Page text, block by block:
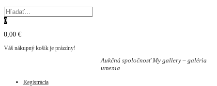
0
0,00 €
Váš nákupný košík je prázdny!
Aukčná spoločnosť My gallery – galéria
umenia
Registrácia